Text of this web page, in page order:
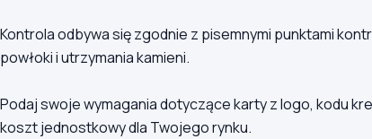
Kontrola odbywa się zgodnie z pisemnymi punktami
powłoki i utrzymania kamieni.
Podaj swoje wymagania dotyczące karty z logo, kodu
koszt jednostkowy dla Twojego rynku.